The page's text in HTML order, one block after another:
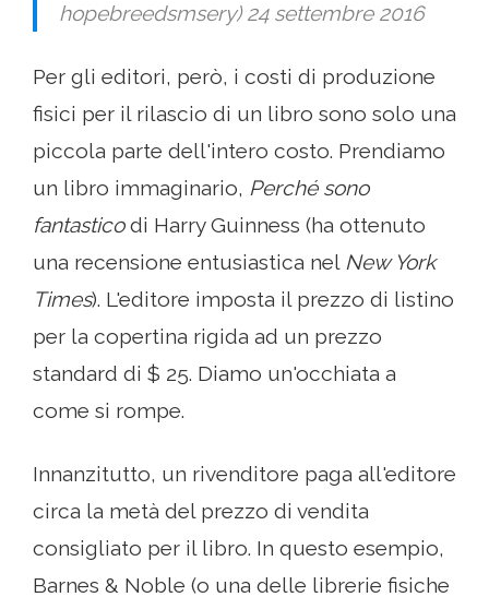
hopebreedsmsery) 24 settembre 2016
Per gli editori, però, i costi di produzione
fisici per il rilascio di un libro sono solo una
piccola parte dell'intero costo. Prendiamo
un libro immaginario, Perché sono
fantasticodi Harry Guinness (ha ottenuto
una recensione entusiastica nel New York
Times). L'editore imposta il prezzo di listino
per la copertina rigida ad un prezzo
standard di $ 25. Diamo un'occhiata a
come si rompe.
Innanzitutto, un rivenditore paga all'editore
circa la metà del prezzo di vendita
consigliato per il libro. In questo esempio,
Barnes & Noble (o una delle librerie fisiche